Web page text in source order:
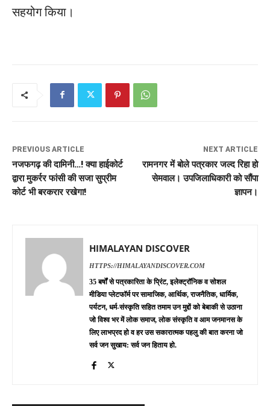
सहयोग किया।
PREVIOUS ARTICLE
नजफगढ़ की दामिनी…! क्या हाईकोर्ट
द्वारा मुकर्रर फांसी की सजा सुप्रीम
कोर्ट भी बरकरार रखेगा!
NEXT ARTICLE
रामनगर में बोले पत्रकार जल्द रिहा हो
सेमवाल। उपजिलाधिकारी को सौंपा
ज्ञापन।
HIMALAYAN DISCOVER
HTTPS://HIMALAYANDISCOVER.COM
35 बर्षों से पत्रकारिता के प्रिंट, इलेक्ट्रॉनिक व सोशल
मीडिया प्लेटफॉर्म पर सामाजिक, आर्थिक, राजनैतिक, धार्मिक,
पर्यटन, धर्म-संस्कृति सहित तमाम उन मुद्दों को बेबाकी से उठाना
जो विश्व भर में लोक समाज, लोक संस्कृति व आम जनमानस के
लिए लाभप्रद हो व हर उस सकारात्मक पहलु की बात करना जो
सर्व जन सुखाय: सर्व जन हिताय हो.